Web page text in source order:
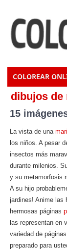
COLOREAR
dibujos de
15
La vista de una
los niños. A pesar
insectos más
durante milenios.
y su metamorfosis
A su hijo
jardines! Anime las
hermosas páginas
las representan en
variedad de
preparado para